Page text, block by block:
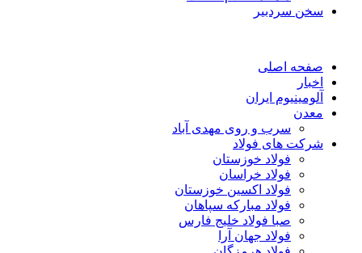
سخن سردبیر
صفحه اصلی
اخبار
آلومینیوم ایران
معدن
سرب و روی مهدی آباد
شرکت های فولاد
فولاد خوزستان
فولاد خراسان
فولاد اکسین خوزستان
فولاد مبارکه سپاهان
صبا فولاد خلیج فارس
فولاد جهان آرا